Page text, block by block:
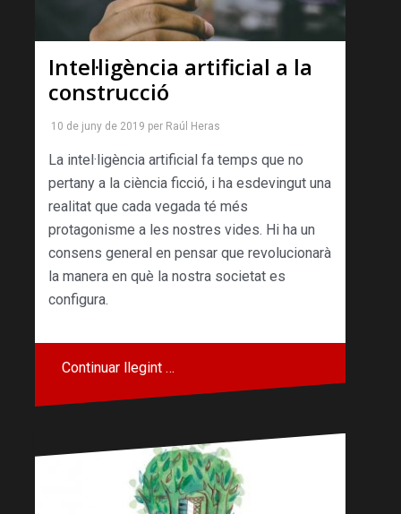
Intel·ligència artificial a la
construcció
10 de juny de 2019 per Raúl Heras
La intel·ligència artificial fa temps que no
pertany a la ciència ficció, i ha esdevingut una
realitat que cada vegada té més
protagonisme a les nostres vides. Hi ha un
consens general en pensar que revolucionarà
la manera en què la nostra societat es
configura.
Continuar llegint …